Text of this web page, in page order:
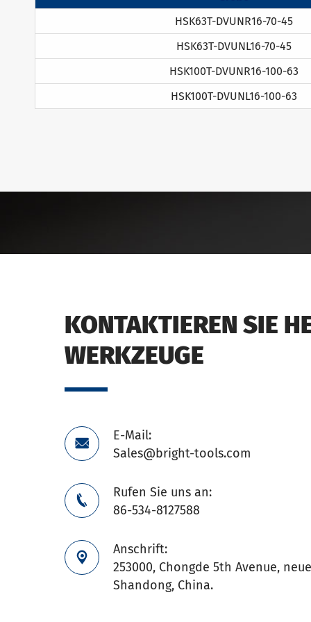
HSK63T-DVUNR16-70-45
HSK63T-DVUNL16-70-45
HSK100T-DVUNR16-100-63
HSK100T-DVUNL16-100-63
KONTAKTIEREN SIE
WERKZEUGE

E-Mail:
Sales@bright-tools.com

Rufen Sie uns an:
86-534-8127588

Anschrift:
253000, Chongde 5th Avenue,
Shandong, China.